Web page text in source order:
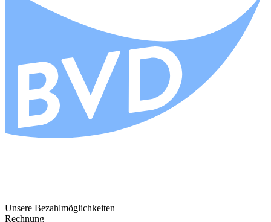
Unsere Bezahlmöglichkeiten
Rechnung